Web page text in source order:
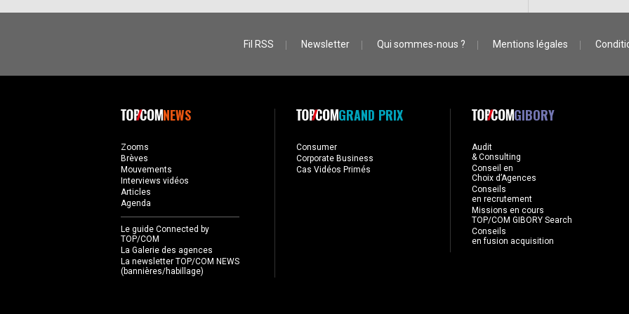
Fil RSS Newsletter Qui sommes-nous ? Mentions légales
NEWS
Zooms
Brèves
Mouvements
Interviews vidéos
Articles
Agenda
Le guide Connected by
TOP/COM
La Galerie des agences
La newsletter TOP/COM NEWS
(bannières/habillage)
GRAND PRIX
Consumer
Corporate Business
Cas Vidéos Primés
GIBORY
Audit
& Consulting
Conseil en
Choix d’Agences
Conseils
en recrutement
Missions en cours
TOP/COM GIBORY Search
Conseils
en fusion acquisition